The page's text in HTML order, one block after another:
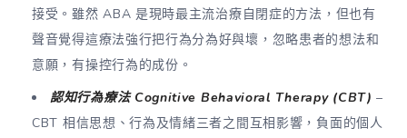
接受。雖然 ABA 是現時最主流治療自閉症的方法，但也有
聲音覺得這療法強行把行為分為好與壞，忽略患者的想法和
意願，有操控行為的成份。
認知行為療法 Cognitive Behavioral Therapy (CBT) –
CBT 相信思想、行為及情緒三者之間互相影響，負面的個人